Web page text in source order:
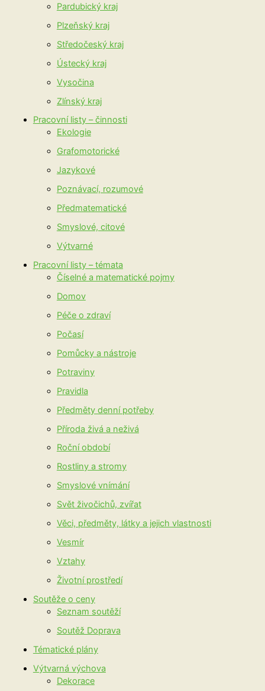
Pardubický kraj
Plzeňský kraj
Středočeský kraj
Ústecký kraj
Vysočina
Zlínský kraj
Pracovní listy – činnosti
Ekologie
Grafomotorické
Jazykové
Poznávací, rozumové
Předmatematické
Smyslové, citové
Výtvarné
Pracovní listy – témata
Číselné a matematické pojmy
Domov
Péče o zdraví
Počasí
Pomůcky a nástroje
Potraviny
Pravidla
Předměty denní potřeby
Příroda živá a neživá
Roční období
Rostliny a stromy
Smyslové vnímání
Svět živočichů, zvířat
Věci, předměty, látky a jejich vlastnosti
Vesmír
Vztahy
Životní prostředí
Soutěže o ceny
Seznam soutěží
Soutěž Doprava
Tématické plány
Výtvarná výchova
Dekorace